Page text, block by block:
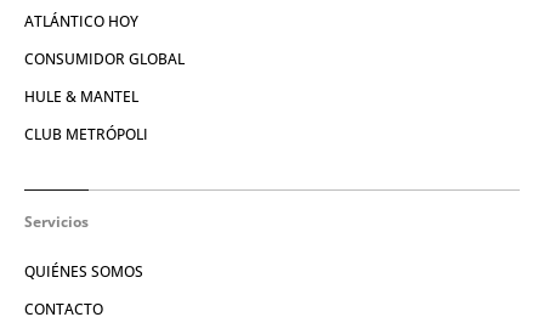
ATLÁNTICO HOY
CONSUMIDOR GLOBAL
HULE & MANTEL
CLUB METRÓPOLI
Servicios
QUIÉNES SOMOS
CONTACTO